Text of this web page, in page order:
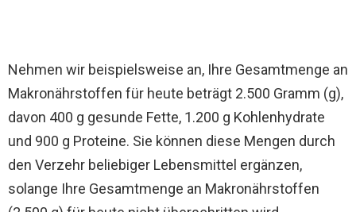
Nehmen wir beispielsweise an, Ihre Gesamtmenge an
Makronährstoffen für heute beträgt 2.500 Gramm (g),
davon 400 g gesunde Fette, 1.200 g Kohlenhydrate
und 900 g Proteine. Sie können diese Mengen durch
den Verzehr beliebiger Lebensmittel ergänzen,
solange Ihre Gesamtmenge an Makronährstoffen